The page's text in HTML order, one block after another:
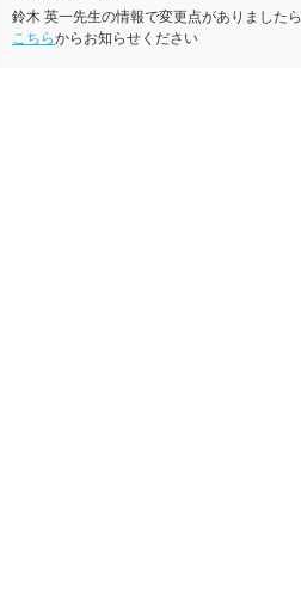
鈴木 英一先生の情報で変更点がありましたら
こちらからお知らせください